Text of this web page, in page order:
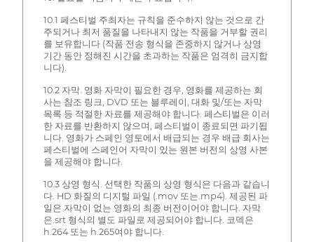
10.1 페스티벌 주최자는 규칙을 준수하지 않는 것으로 간
주되거나 최저 품질을 나타내지 않는 작품을 거부할 권리
를 보유합니다 (작품 전송 형식을 존중하지 않거나 상영
기간 동안 정해진 시간을 초과하는 작품은 엄격히 금지합
니다).
10.2 자막. 영화 자막이 필요한 경우, 영화를 제공하는 회
사는 참조 링크, DVD 또는 블루레이, 대화 및/또는 자막
목록 등 적절한 자료를 제공해야 합니다. 페스티벌은 이러
한 자료를 반환하지 않으며, 페스티벌이 종료되면 파기됩
니다. 영화가 스페인 영토에서 배급되는 경우 배급 회사는
페스티벌에 스페인어 자막이 있는 원본 버전의 상영 사본
을 제공해야 합니다.
10.3 상영 형식. 선택한 작품의 상영 형식은 다음과 같습니
다. HD 화질의 디지털 파일 (.mov 또는.mp4). 제공된 파
일은 자막이 없는 영화의 최종 버전이어야 합니다. 자막
은.srt 형식의 별도 파일로 제공되어야 합니다. 코덱은
h.264 또는 h.265여야 합니다.